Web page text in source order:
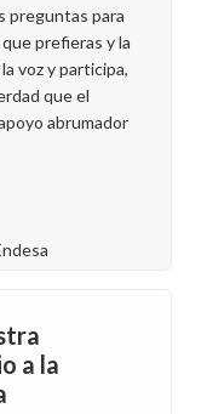
preguntas para
prefieras y la
voz y participa,
que el
abrumador
a la